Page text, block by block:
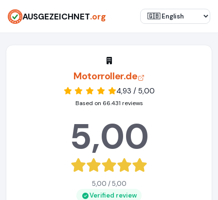
AUSGEZEICHNET.org
Motorroller.de
4,93 / 5,00
Based on 66.431 reviews
5,00
5,00 / 5,00
Verified review